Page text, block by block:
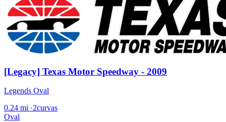
[Legacy] Texas Motor Speedway - 2009
Legends Oval
0.24 mi ·2curvas
Oval